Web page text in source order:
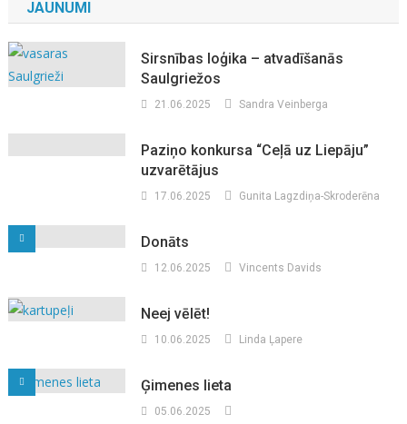
JAUNUMI
Sirsnības loģika – atvadīšanās
Saulgriežos
21.06.2025 Sandra Veinberga
Paziņo konkursa “Ceļā uz Liepāju”
uzvarētājus
17.06.2025 Gunita Lagzdiņa-Skroderēna
Donāts
12.06.2025 Vincents Davids
Neej vēlēt!
10.06.2025 Linda Ļapere
Ģimenes lieta
05.06.2025